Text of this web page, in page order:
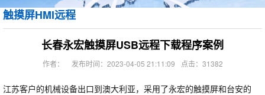
触摸屏HMI远程
长春永宏触摸屏USB远程下载程序案例
作者： 发布时间：2023-04-05 21:11:09 点击：31382
江苏客户的机械设备出口到澳大利亚，采用了永宏的触摸屏和台安的